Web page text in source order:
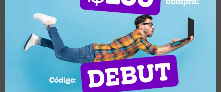
herramienta diseñada para ofrecer alto rendimiento,
potencia y movilidad en trabajos de corte y desbaste.
Gracias a su motor brushless (sin carbones), brinda mayor
eficiencia, menor mantenimiento y una vida útil prolongada,
siendo ideal para uso profesional e intensivo.
Su funcionamiento inalámbrico permite trabajar con total
libertad de movimiento, sin depender de cables, lo que
mejora la comodidad y la seguridad en todo tipo de
entornos. Es una excelente opción para tareas en metalurgia,